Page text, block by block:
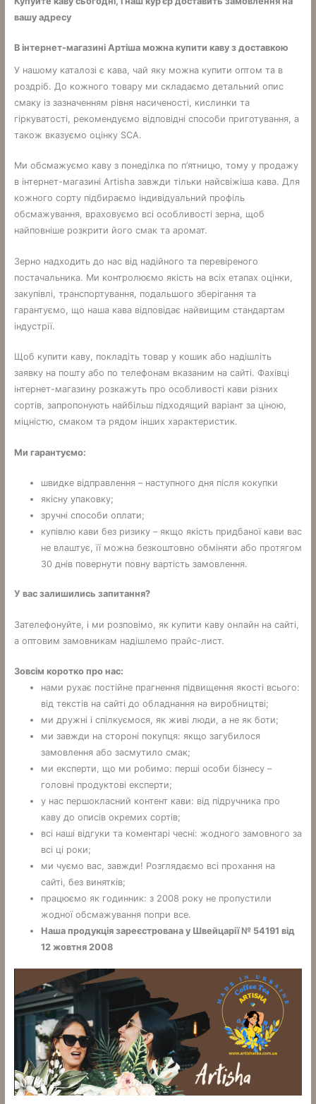
вашу адресу
В інтернет-магазині Артіша можна купити каву з доставкою
У нашому каталозі є кава, чай яку можна купити оптом та в
роздріб. До кожного товару ми складаємо детальний опис
смаку із зазначенням рівня насиченості, кислинки та
гіркуватості, рекомендуємо відповідні способи приготування, а
також вказуємо оцінку SCA.
Ми обсмажуємо каву з понеділка по п’ятницю, тому у продажу
в інтернет-магазині Artisha завжди тільки найсвіжіша кава. Для
кожного сорту підбираємо індивідуальний профіль
обсмажування, враховуємо всі особливості зерна, щоб
найповніше розкрити його смак та аромат.
Зерно надходить до нас від надійного та перевіреного
постачальника. Ми контролюємо якість на всіх етапах оцінки,
закупівлі, транспортування, подальшого зберігання та
гарантуємо, що наша кава відповідає найвищим стандартам
індустрії.
Щоб купити каву, покладіть товар у кошик або надішліть
заявку на пошту або по телефонам вказаним на сайті. Фахівці
інтернет-магазину розкажуть про особливості кави різних
сортів, запропонують найбільш підходящий варіант за ціною,
міцністю, смаком та рядом інших характеристик.
Ми гарантуємо:
швидке відправлення – наступного дня після кокупки
якісну упаковку;
зручні способи оплати;
купівлю кави без ризику – якщо якість придбаної кави вас
не влаштує, її можна безкоштовно обміняти або протягом
30 днів повернути повну вартість замовлення.
У вас залишились запитання?
Зателефонуйте, і ми розповімо, як купити каву онлайн на сайті,
а оптовим замовникам надішлемо прайс-лист.
Зовсім коротко про нас:
нами рухає постійне прагнення підвищення якості всього:
від текстів на сайті до обладнання на виробництві;
ми дружні і спілкуємося, як живі люди, а не як боти;
ми завжди на стороні покупця: якщо загубилося
замовлення або засмутило смак;
ми експерти, що ми робимо: перші особи бізнесу –
головні продуктові експерти;
у нас першокласний контент кави: від підручника про
каву до описів окремих сортів;
всі наші відгуки та коментарі чесні: жодного замовного за
всі ці роки;
ми чуємо вас, завжди! Розглядаємо всі прохання на
сайті, без винятків;
працюємо як годинник: з 2008 року не пропустили
жодної обсмажування попри все.
Наша продукція зареєстрована у Швейцарії № 54191 від
12 жовтня 2008